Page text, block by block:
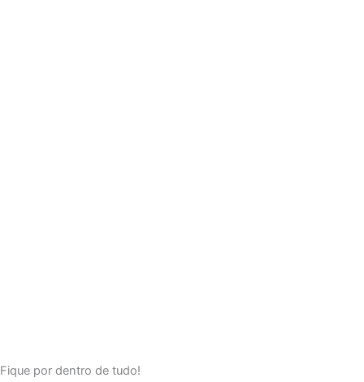
Fique por dentro de tudo!